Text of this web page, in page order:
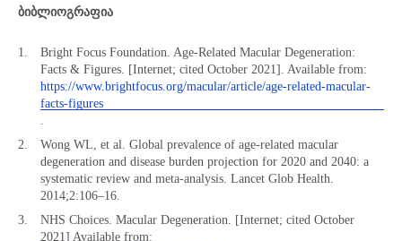
ბიბლიოგრაფია
Bright Focus Foundation. Age-Related Macular Degeneration:
Facts & Figures. [Internet; cited October 2021]. Available from:
https://www.brightfocus.org/macular/article/age-related-macular-
facts-figures
.
Wong WL, et al. Global prevalence of age-related macular
degeneration and disease burden projection for 2020 and 2040: a
systematic review and meta-analysis. Lancet Glob Health.
2014;2:106–16.
NHS Choices. Macular Degeneration. [Internet; cited October
2021] Available from: